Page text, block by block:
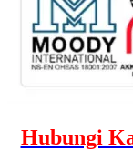
Hubungi